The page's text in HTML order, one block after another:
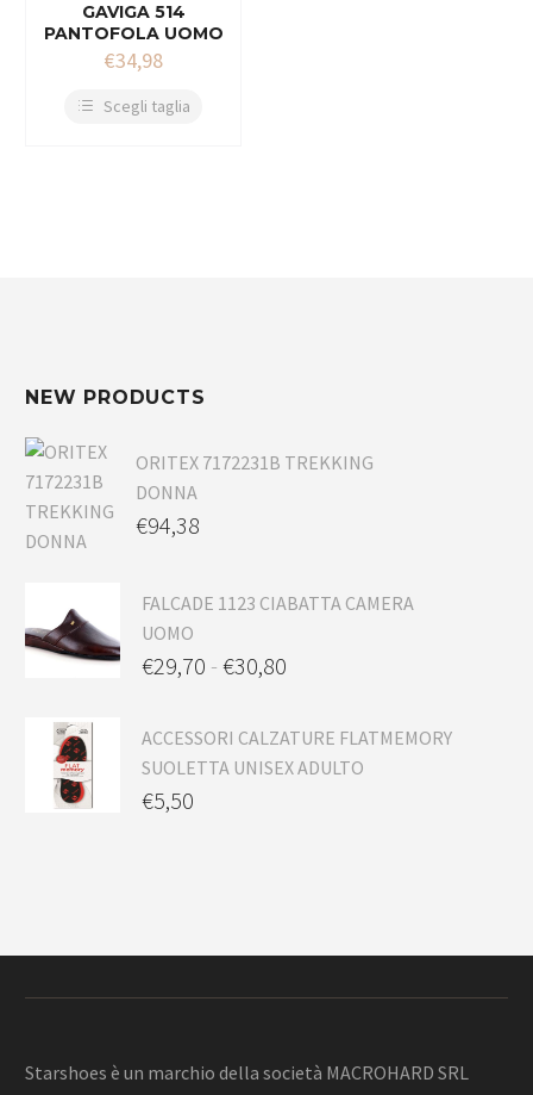
GAVIGA 514
PANTOFOLA UOMO
€34,98
Scegli taglia
NEW PRODUCTS
ORITEX 7172231B TREKKING
DONNA
€94,38
FALCADE 1123 CIABATTA CAMERA
UOMO
€29,70 - €30,80
ACCESSORI CALZATURE FLATMEMORY
SUOLETTA UNISEX ADULTO
€5,50
Starshoes è un marchio della società MACROHARD SRL